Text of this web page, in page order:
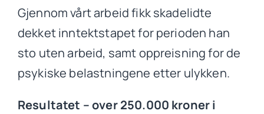
Gjennom vårt arbeid fikk skadelidte
dekket inntektstapet for perioden han
sto uten arbeid, samt oppreisning for de
psykiske belastningene etter ulykken.
Resultatet – over 250.000 kroner i